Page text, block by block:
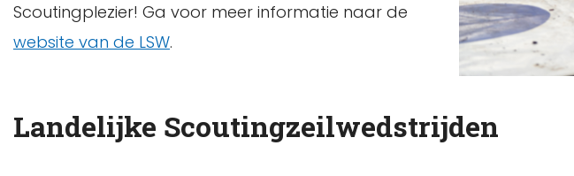
Scoutingplezier! Ga voor meer informatie naar de
website van de LSW.
Landelijke Scoutingzeilwedstrijden